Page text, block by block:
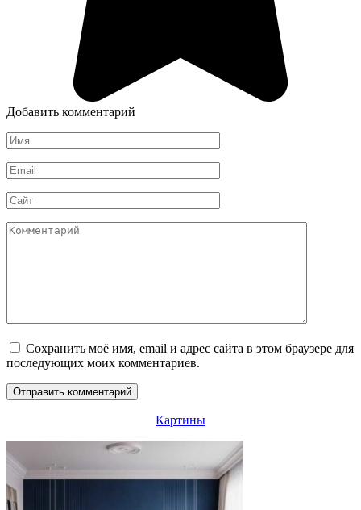
Добавить комментарий
Имя
*
Email
*
Сайт
Комментарий
Сохранить моё имя, email и адрес сайта в этом браузере для
последующих моих комментариев.
Картины